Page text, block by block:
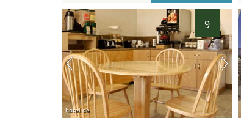
9
hotel.de